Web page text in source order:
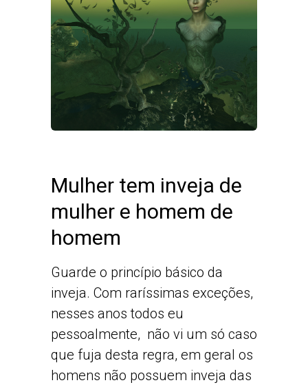
Mulher tem inveja de
mulher e homem de
homem
Guarde o princípio básico da
inveja. Com raríssimas exceções,
nesses anos todos eu
pessoalmente, não vi um só caso
que fuja desta regra, em geral os
homens não possuem inveja das